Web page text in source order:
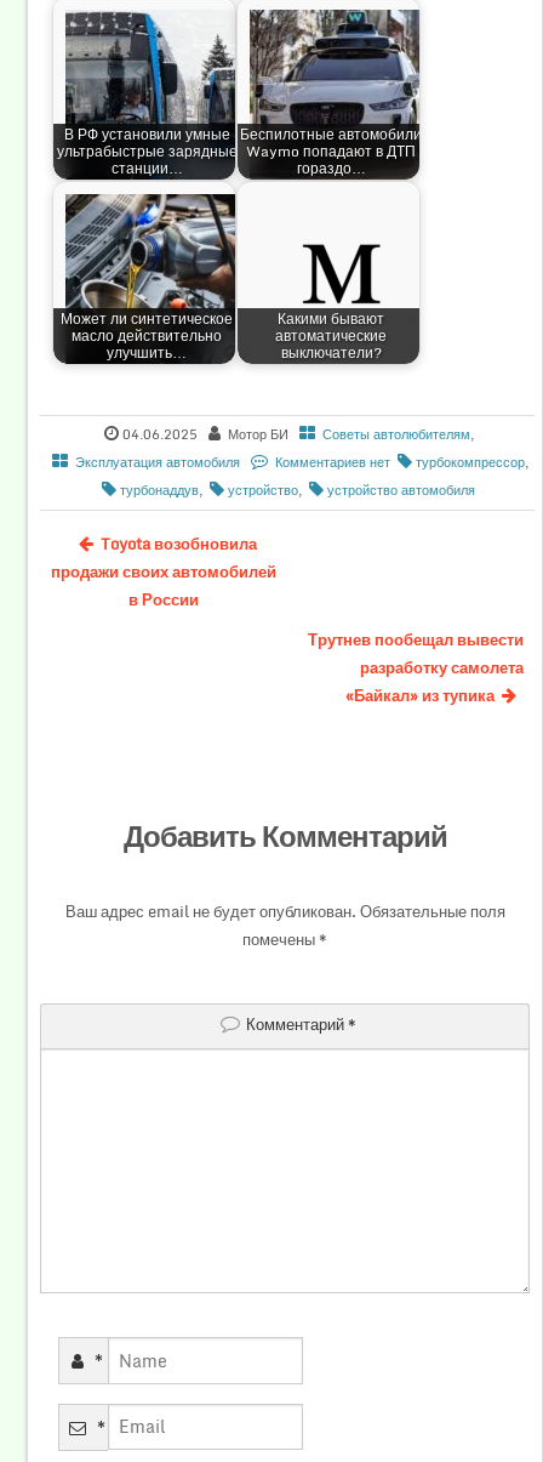
В РФ установили умные
ультрабыстрые зарядные
станции…
Беспилотные автомобили
Waymo попадают в ДТП
гораздо…
Может ли синтетическое
масло действительно
улучшить…
Какими бывают
автоматические
выключатели?
04.06.2025 Мотор БИ Советы автолюбителям,
Эксплуатация автомобиля
Комментариев нет турбокомпрессор,
турбонаддув, устройство, устройство автомобиля
Toyota возобновила
продажи своих автомобилей
в России
Трутнев пообещал вывести
разработку самолета
«Байкал» из тупика
Добавить Комментарий
Ваш адрес email не будет опубликован.Обязательные поля
помечены*
Комментарий*
*
*